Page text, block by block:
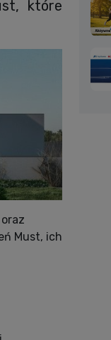
które
Must, ich